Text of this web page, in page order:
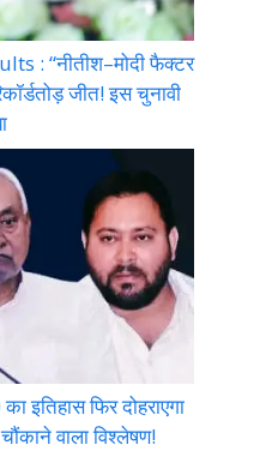
: “नीतीश–मोदी फैक्टर
जीत! इस चुनावी
फिर दोहराएगा
वाला विश्लेषण!